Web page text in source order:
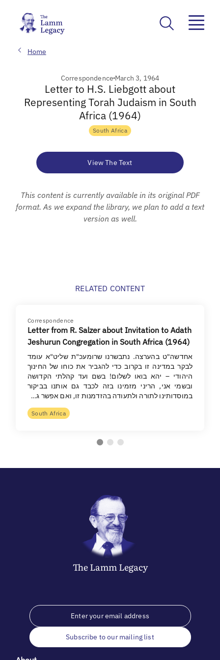
Home
Correspondence March 3, 1964
Letter to H.S. Liebgott about
Representing Torah Judaism in South
Africa (1964)
South Africa
View The Text
This content is currently available in its original PDF
format. As we expand the library, we plan to add a text
version as well.
RELATED CONTENT
Correspondence
Letter from R. Salzer about Invitation to Adath
Jeshurun Congregation in South Africa (1964)
אחדשה"ט בהערצה. נתבשרנו שרומעכ"ת שליט"א עומד
לבקר במדינה זו בקרוב כדי להגביר את כוחו של החינוך
היהודי – יהא בואו לשלום! בשם ועד קהלתי הקדושה
ובשמי אני, הריני מזמינו בזה לכבד גם אותנו בביקור
במוסדותינו לתורה ולתעודה בהזדמנות זו, ואם אפשר ג…
South Africa
The LammLegacy
Subscribe to our mailing list